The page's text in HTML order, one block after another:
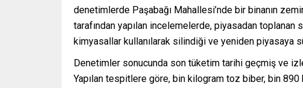
denetimlerde Paşabağı Mahallesi’nde bir binanın
tarafından yapılan incelemelerde, piyasadan
kimyasallar kullanılarak silindiği ve yeniden piyasaya
Denetimler sonucunda son tüketim tarihi geçmiş ve
Yapılan tespitlere göre, bin kilogram toz biber, bin